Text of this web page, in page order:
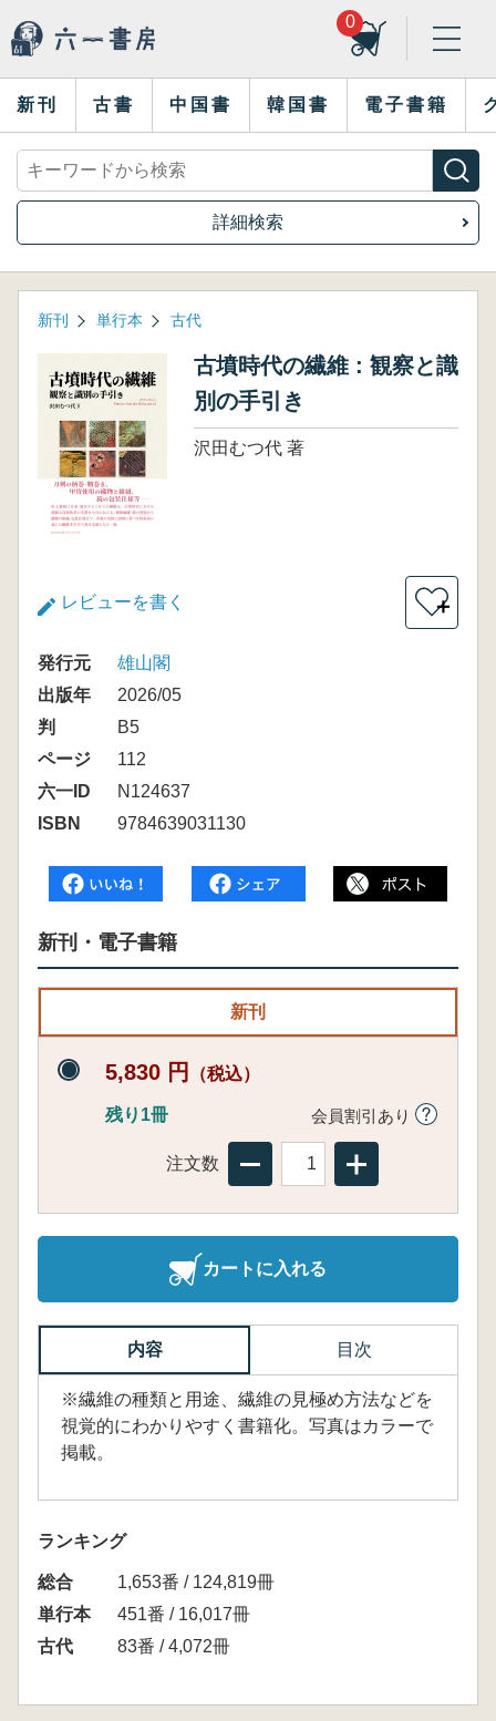
0
新刊 古書 中国書 韓国書 電子書籍
詳細検索
新刊 単行本 古代
古墳時代の繊維 : 観察と識
別の手引き
沢田むつ代 著
レビューを書く ＋
発行元
雄山閣
出版年
2026/05
判
B5
ページ
112
六一ID
N124637
ISBN
9784639031130
新刊・電子書籍
新刊
5,830 円 （税込）
残り1冊 会員割引あり
注文数
カートに入れる
内容 目次
※繊維の種類と用途、繊維の見極め方法などを
視覚的にわかりやすく書籍化。写真はカラーで
掲載。
ランキング
総合
1,653番 / 124,819冊
単行本
451番 / 16,017冊
古代
83番 / 4,072冊